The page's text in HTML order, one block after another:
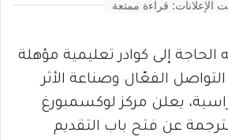
الإعلانات: قراءة ممتعة
الحاجة إلى كوادر تعليمية مؤهلة
الفعّال وصناعة الأثر
يعلن مركز لوكسمبورغ
عن فتح باب التقديم